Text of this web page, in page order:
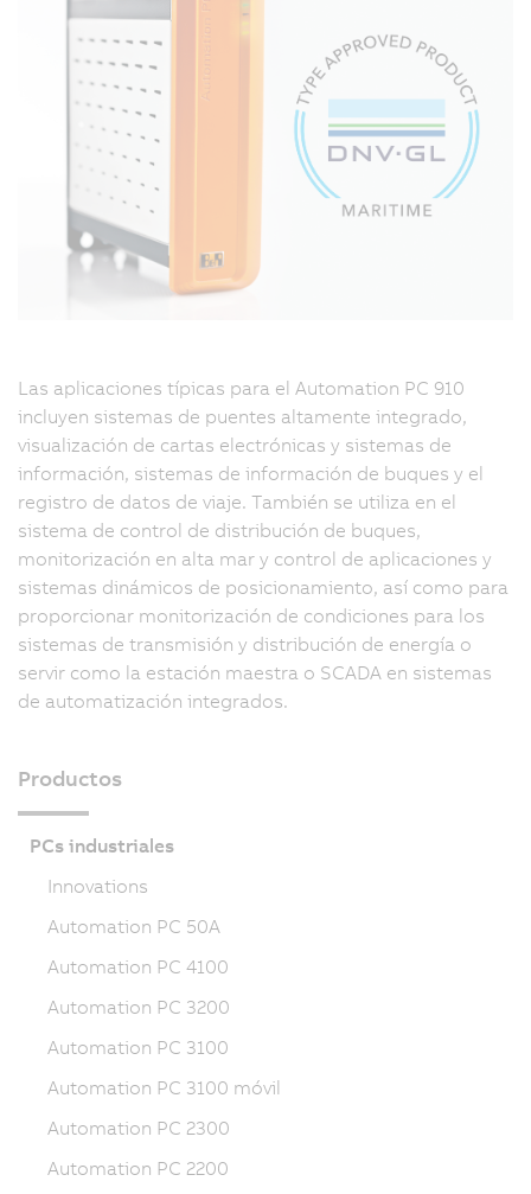
Las aplicaciones típicas para el Automation PC 910
incluyen sistemas de puentes altamente integrado,
visualización de cartas electrónicas y sistemas de
información, sistemas de información de buques y el
registro de datos de viaje. También se utiliza en el
sistema de control de distribución de buques,
monitorización en alta mar y control de aplicaciones y
sistemas dinámicos de posicionamiento, así como para
proporcionar monitorización de condiciones para los
sistemas de transmisión y distribución de energía o
servir como la estación maestra o SCADA en sistemas
de automatización integrados.
Productos
PCs industriales
Innovations
Automation PC 50A
Automation PC 4100
Automation PC 3200
Automation PC 3100
Automation PC 3100 móvil
Automation PC 2300
Automation PC 2200